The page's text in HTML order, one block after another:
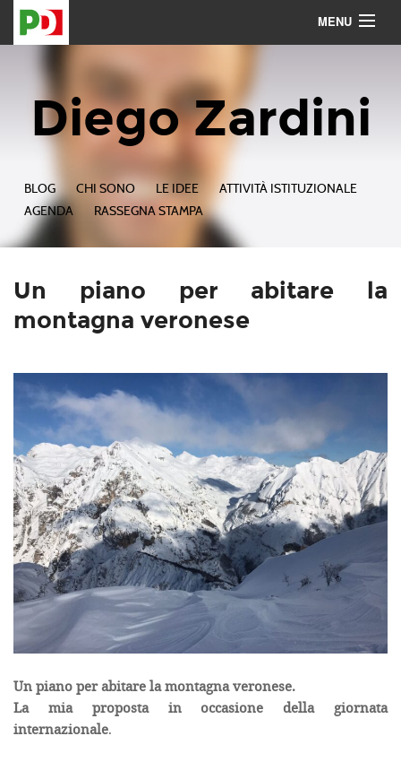
MENU
Diego Zardini
BLOG CHI SONO LE IDEE
ATTIVITÀ ISTITUZIONALE
AGENDA
RASSEGNA STAMPA
Un piano per abitare la
montagna veronese
Un piano per abitare la montagna veronese.
La mia proposta in occasione della giornata
internazionale.